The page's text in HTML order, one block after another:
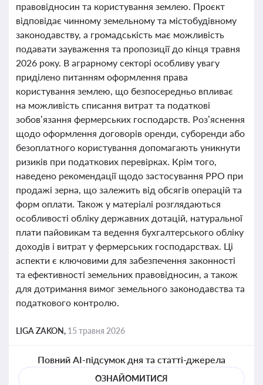
правовідносин та користування землею. Проєкт
відповідає чинному земельному та містобудівному
законодавству, а громадськість має можливість
подавати зауваження та пропозиції до кінця травня
2026 року. В аграрному секторі особливу увагу
приділено питанням оформлення права
користування землею, що безпосередньо впливає
на можливість списання витрат та податкові
зобов’язання фермерських господарств. Роз’яснення
щодо оформлення договорів оренди, суборенди або
безоплатного користування допомагають уникнути
ризиків при податкових перевірках. Крім того,
наведено рекомендації щодо застосування РРО при
продажі зерна, що залежить від обсягів операцій та
форм оплати. Також у матеріалі розглядаються
особливості обліку державних дотацій, натуральної
плати пайовикам та ведення бухгалтерського обліку
доходів і витрат у фермерських господарствах. Ці
аспекти є ключовими для забезпечення законності
та ефективності земельних правовідносин, а також
для дотримання вимог земельного законодавства та
податкового контролю.
LIGA ZAKON, 15 травня 2026
Повний AI-підсумок дня та статті-джерела
ОЗНАЙОМИТИСЯ